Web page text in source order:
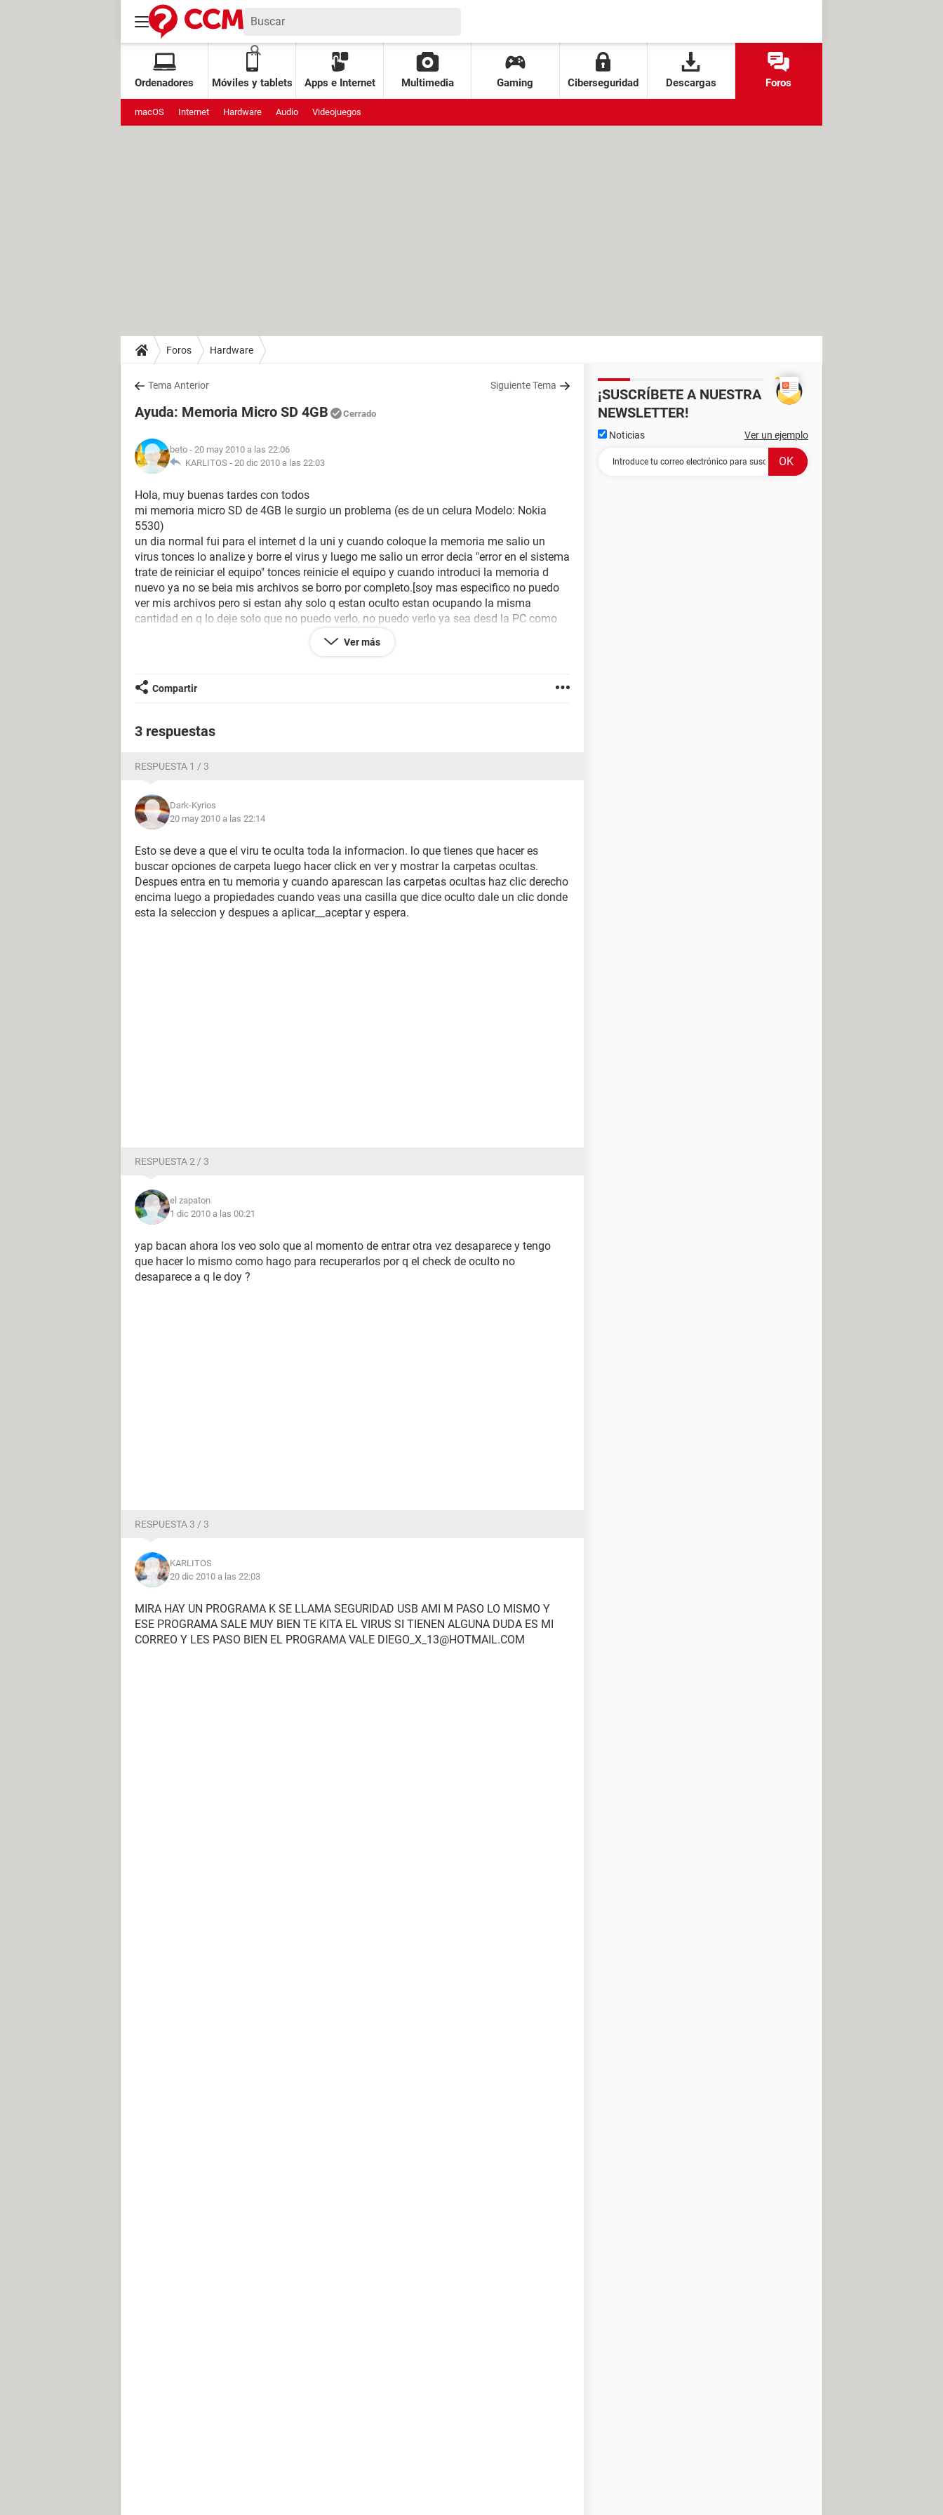
Ordenadores Móviles y tablets Apps e Internet Multimedia Gaming Ciberseguridad Descargas Foros
macOS Internet Hardware Audio Videojuegos
Foros Hardware
Tema Anterior Siguiente Tema
Ayuda: Memoria Micro SD 4GB Cerrado
beto - 20 may 2010 a las 22:06
KARLITOS - 20 dic 2010 a las 22:03
Hola, muy buenas tardes con todos
mi memoria micro SD de 4GB le surgio un problema (es de un celura Modelo: Nokia
5530)
un dia normal fui para el internet d la uni y cuando coloque la memoria me salio un
virus tonces lo analize y borre el virus y luego me salio un error decia "error en el sistema
trate de reiniciar el equipo" tonces reinicie el equipo y cuando introduci la memoria d
nuevo ya no se beia mis archivos se borro por completo.[soy mas especifico no puedo
ver mis archivos pero si estan ahy solo q estan oculto estan ocupando la misma
cantidad en q lo deje solo que no puedo verlo, no puedo verlo ya sea desd la PC como
hasta ahora estoy sin uso de la memoria ¿a que se debe eso?
Gracias.
Ver más
Compartir
3 respuestas
RESPUESTA 1 / 3
Dark-Kyrios
20 may 2010 a las 22:14
Esto se deve a que el viru te oculta toda la informacion. lo que tienes que hacer es
buscar opciones de carpeta luego hacer click en ver y mostrar la carpetas ocultas.
Despues entra en tu memoria y cuando aparescan las carpetas ocultas haz clic derecho
encima luego a propiedades cuando veas una casilla que dice oculto dale un clic donde
esta la seleccion y despues a aplicar__aceptar y espera.
RESPUESTA 2 / 3
el zapaton
1 dic 2010 a las 00:21
yap bacan ahora los veo solo que al momento de entrar otra vez desaparece y tengo
que hacer lo mismo como hago para recuperarlos por q el check de oculto no
desaparece a q le doy ?
RESPUESTA 3 / 3
KARLITOS
20 dic 2010 a las 22:03
MIRA HAY UN PROGRAMA K SE LLAMA SEGURIDAD USB AMI M PASO LO MISMO Y
ESE PROGRAMA SALE MUY BIEN TE KITA EL VIRUS SI TIENEN ALGUNA DUDA ES MI
CORREO Y LES PASO BIEN EL PROGRAMA VALE DIEGO_X_13@HOTMAIL.COM
¡SUSCRÍBETE A NUESTRA
NEWSLETTER!
Noticias Ver un ejemplo